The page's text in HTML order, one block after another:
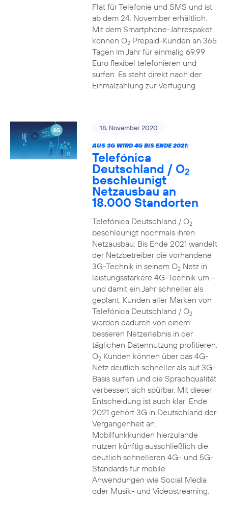
Flat für Telefonie und SMS und ist
ab dem 24. November erhältlich.
Mit dem Smartphone-Jahrespaket
können O2Prepaid-Kunden an 365
Tagen im Jahr für einmalig 69,99
Euro flexibel telefonieren und
surfen. Es steht direkt nach der
Einmalzahlung zur Verfügung.
18. November 2020
AUS 3G WIRD 4G BIS ENDE 2021:
Telefónica
Deutschland / O2
beschleunigt
Netzausbau an
18.000 Standorten
Telefónica Deutschland / O2
beschleunigt nochmals ihren
Netzausbau: Bis Ende 2021 wandelt
der Netzbetreiber die vorhandene
3G-Technik in seinem O2Netz in
leistungsstärkere 4G-Technik um –
und damit ein Jahr schneller als
geplant. Kunden aller Marken von
Telefónica Deutschland / O2
werden dadurch von einem
besseren Netzerlebnis in der
täglichen Datennutzung profitieren.
O2Kunden können über das 4G-
Netz deutlich schneller als auf 3G-
Basis surfen und die Sprachqualität
verbessert sich spürbar. Mit dieser
Entscheidung ist auch klar: Ende
2021 gehört 3G in Deutschland der
Vergangenheit an.
Mobilfunkkunden hierzulande
nutzen künftig ausschließlich die
deutlich schnelleren 4G- und 5G-
Standards für mobile
Anwendungen wie Social Media
oder Musik- und Videostreaming.